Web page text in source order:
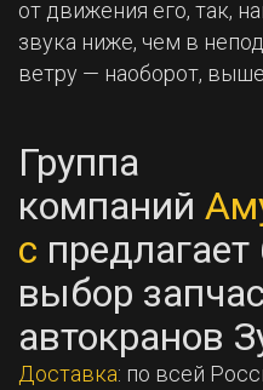
от движения его, так,
звука ниже, чем в
ветру — наоборот, выше.
Группа
компаний
с
выбор
автокранов
Доставка: по всей